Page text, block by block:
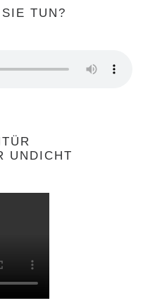
TUN?
UNDICHT